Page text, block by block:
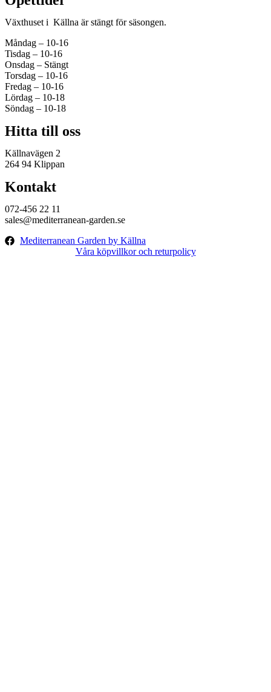
Växthuset i Källna är stängt för säsongen.
Måndag – 10-16
Tisdag – 10-16
Onsdag – Stängt
Torsdag – 10-16
Fredag – 10-16
Lördag – 10-18
Söndag – 10-18
Hitta till oss
Källnavägen 2
264 94 Klippan
Kontakt
072-456 22 11
sales@mediterranean-garden.se
Mediterranean Garden by Källna
Våra köpvillkor och returpolicy